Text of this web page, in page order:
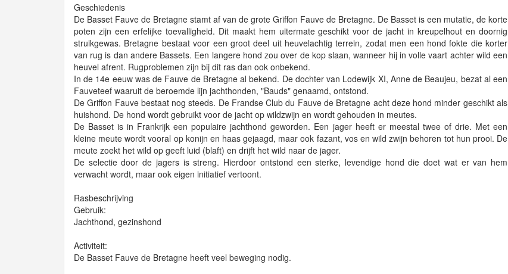
Geschiedenis
De Basset Fauve de Bretagne stamt af van de grote Griffon Fauve de Bretagne. De Basset is een mutatie, de korte
poten zijn een erfelijke toevalligheid. Dit maakt hem uitermate geschikt voor de jacht in kreupelhout en doornig
struikgewas. Bretagne bestaat voor een groot deel uit heuvelachtig terrein, zodat men een hond fokte die korter
van rug is dan andere Bassets. Een langere hond zou over de kop slaan, wanneer hij in volle vaart achter wild een
heuvel afrent. Rugproblemen zijn bij dit ras dan ook onbekend.
In de 14e eeuw was de Fauve de Bretagne al bekend. De dochter van Lodewijk XI, Anne de Beaujeu, bezat al een
Fauveteef waaruit de beroemde lijn jachthonden, "Bauds" genaamd, ontstond.
De Griffon Fauve bestaat nog steeds. De Frandse Club du Fauve de Bretagne acht deze hond minder geschikt als
huishond. De hond wordt gebruikt voor de jacht op wildzwijn en wordt gehouden in meutes.
De Basset is in Frankrijk een populaire jachthond geworden. Een jager heeft er meestal twee of drie. Met een
kleine meute wordt vooral op konijn en haas gejaagd, maar ook fazant, vos en wild zwijn behoren tot hun prooi. De
meute zoekt het wild op geeft luid (blaft) en drijft het wild naar de jager.
De selectie door de jagers is streng. Hierdoor ontstond een sterke, levendige hond die doet wat er van hem
verwacht wordt, maar ook eigen initiatief vertoont.
Rasbeschrijving
Gebruik:
Jachthond, gezinshond
Activiteit:
De Basset Fauve de Bretagne heeft veel beweging nodig.